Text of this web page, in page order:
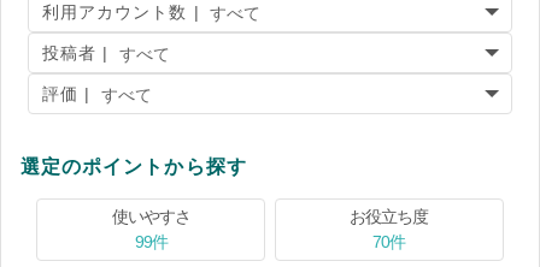
利用アカウント数 |
投稿者 |
評価 |
選定のポイントから探す
使いやすさ
99件
お役立ち度
70件